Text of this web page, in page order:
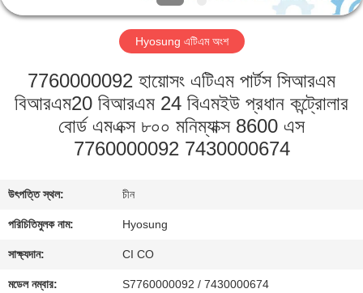
কারখানা
মান
যোগাযোগ
খবর
Hyosung এটিএম অংশ
7760000092 হায়োসং এটিএম পার্টস সিআরএম
বিআরএম20 বিআরএম 24 বিএমইউ প্রধান কন্ট্রোলার
বোর্ড এমএক্স ৮০০ মনিম্যাক্স 8600 এস
7760000092 7430000674
উৎপত্তি স্থল: চীন
পরিচিতিমুলক নাম: Hyosung
সাক্ষ্যদান: CI CO
মডেল নম্বার: S7760000092 / 7430000674